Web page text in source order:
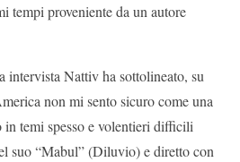
tempi proveniente da un autore
intervista Nattiv ha sottolineato, su
non mi sento sicuro come una
temi spesso e volentieri difficili
suo “Mabul” (Diluvio) e diretto con